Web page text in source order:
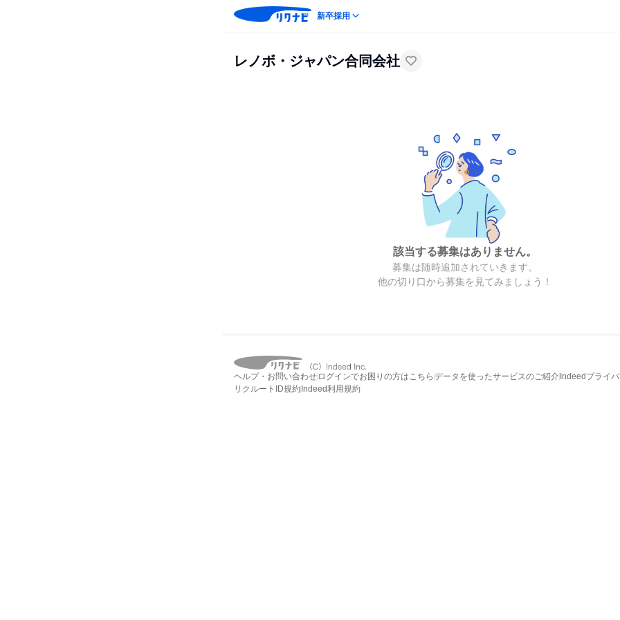
新卒採用
レノボ・ジャパン合同会社
該当する募集はありません。
募集は随時追加されていきます。
他の切り口から募集を見てみましょう！
ヘルプ・お問い合わせ ログインでお困りの方はこちら データを使ったサービスのご紹介 Indeedプライ
リクルートID規約 Indeed利用規約